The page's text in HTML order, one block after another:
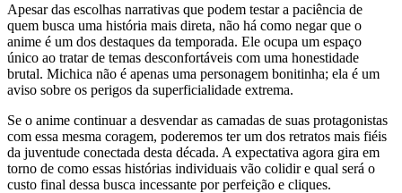
Apesar das escolhas narrativas que podem testar a paciência de
quem busca uma história mais direta, não há como negar que o
anime é um dos destaques da temporada. Ele ocupa um espaço
único ao tratar de temas desconfortáveis com uma honestidade
brutal. Michica não é apenas uma personagem bonitinha; ela é um
aviso sobre os perigos da superficialidade extrema.
Se o anime continuar a desvendar as camadas de suas protagonistas
com essa mesma coragem, poderemos ter um dos retratos mais fiéis
da juventude conectada desta década. A expectativa agora gira em
torno de como essas histórias individuais vão colidir e qual será o
custo final dessa busca incessante por perfeição e cliques.